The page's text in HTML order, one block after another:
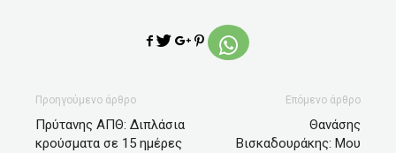
Προηγούμενο άρθρο
Πρύτανης ΑΠΘ: Διπλάσια
κρούσματα σε 15 ημέρες
Επόμενο άρθρο
Θανάσης
Βισκαδουράκης: Μου